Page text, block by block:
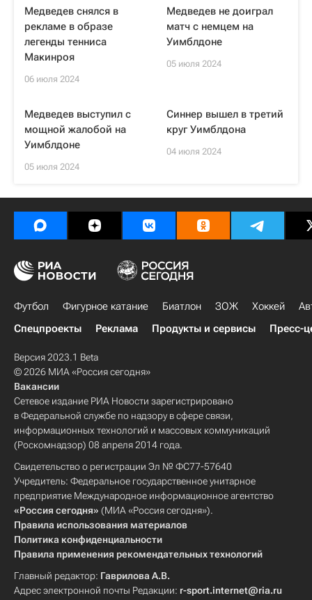
Медведев снялся в
рекламе в образе
легенды тенниса
Макинроя
06 июля 2024
Медведев не доиграл
матч с немцем на
Уимблдоне
05 июля 2024
Медведев выступил с
мощной жалобой на
Уимблдоне
05 июля 2024
Синнер вышел в третий
круг Уимблдона
04 июля 2024
Футбол Фигурное катание Биатлон ЗОЖ Хоккей
Спецпроекты
Реклама Продукты и сервисы Пресс-
Версия 2023.1 Beta
© 2026 МИА «Россия сегодня»
Вакансии
Сетевое издание РИА Новости зарегистрировано
в Федеральной службе по надзору в сфере связи,
информационных технологий и массовых коммуникаций
(Роскомнадзор) 08 апреля 2014 года.
Свидетельство о регистрации Эл № ФС77-57640
Учредитель: Федеральное государственное унитарное
предприятие Международное информационное агентство
«Россия сегодня» (МИА «Россия сегодня»).
Правила использования материалов
Политика конфиденциальности
Правила применения рекомендательных технологий
Главный редактор: Гаврилова А.В.
Адрес электронной почты Редакции: r-sport.internet@ria.ru